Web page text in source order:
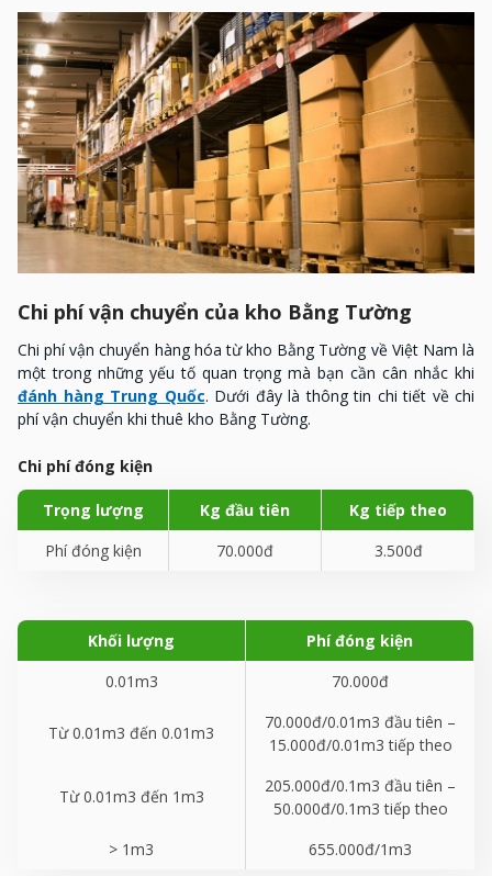
Chi phí vận chuyển của kho Bằng Tường
Chi phí vận chuyển hàng hóa từ kho Bằng Tường về Việt Nam là
một trong những yếu tố quan trọng mà bạn cần cân nhắc khi
đánh hàng Trung Quốc. Dưới đây là thông tin chi tiết về chi
phí vận chuyển khi thuê kho Bằng Tường.
Chi phí đóng kiện
Trọng lượng Kg đầu tiên
Kg tiếp theo
Phí đóng kiện
70.000đ 3.500đ
Khối lượng
Phí đóng kiện
0.01m3 70.000đ
Từ 0.01m3 đến 0.01m3
70.000đ/0.01m3 đầu tiên –
15.000đ/0.01m3 tiếp theo
Từ 0.01m3 đến 1m3
205.000đ/0.1m3 đầu tiên –
50.000đ/0.1m3 tiếp theo
> 1m3 655.000đ/1m3